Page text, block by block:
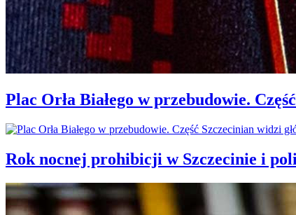
Plac Orła Białego w przebudowie.
Rok nocnej prohibicji w Szczecinie i